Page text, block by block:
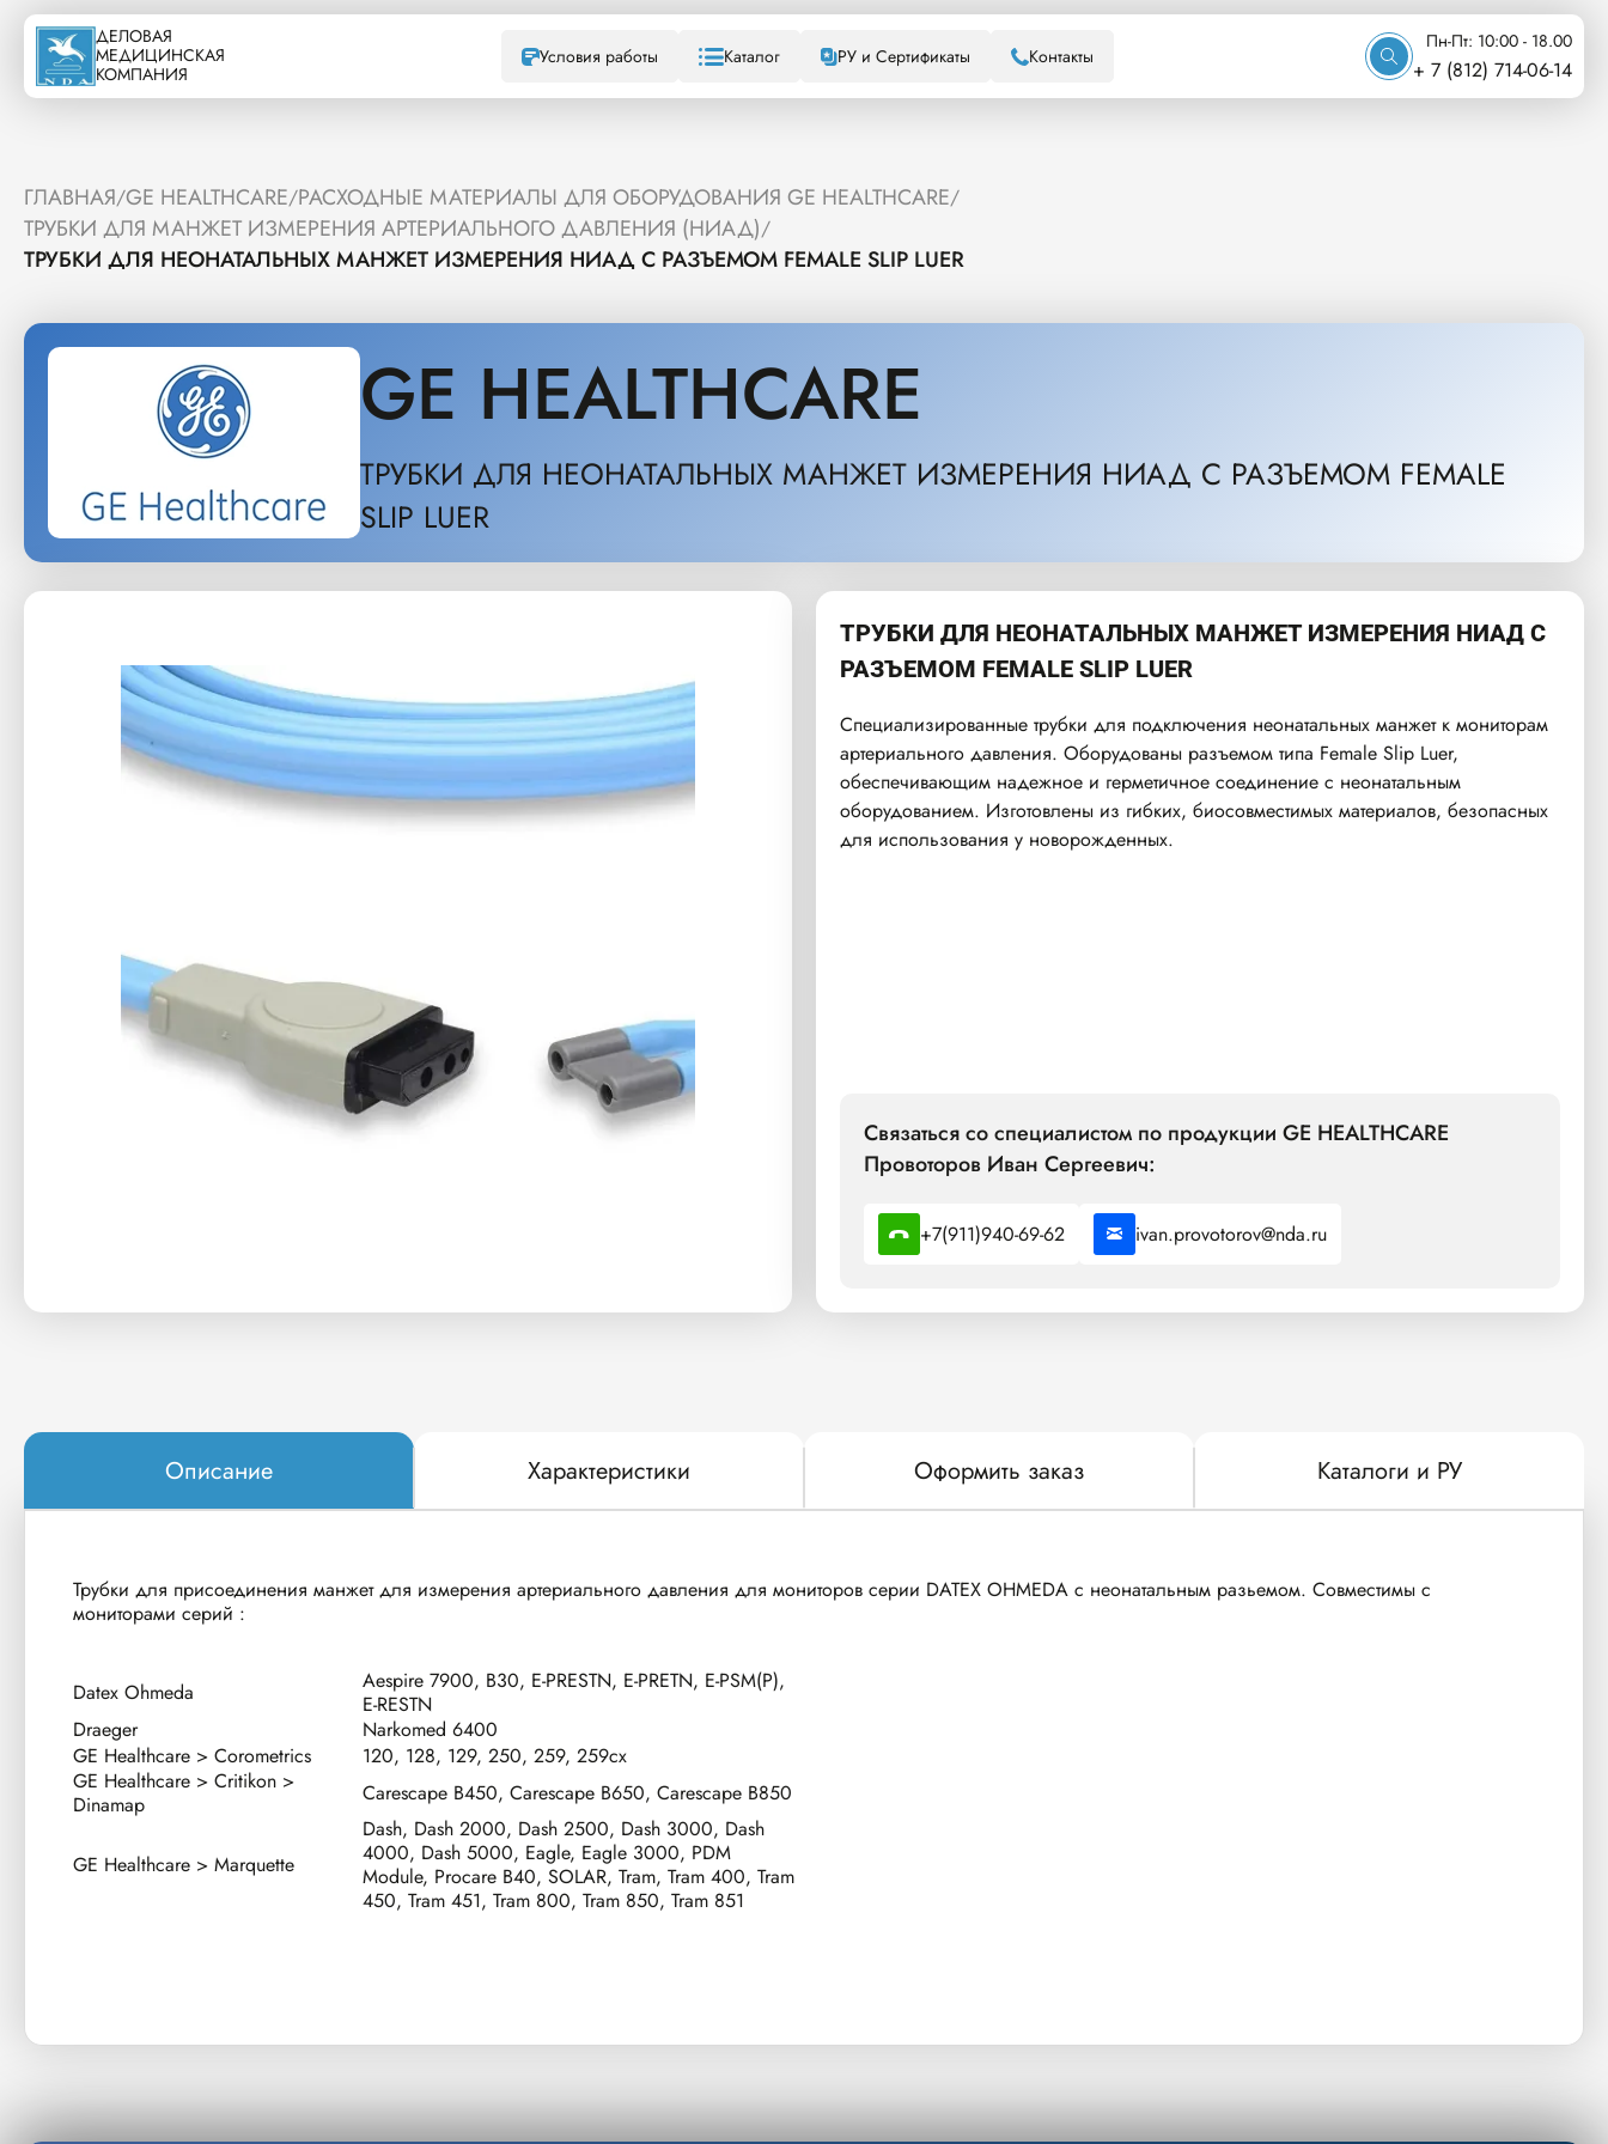
ДЕЛОВАЯ
МЕДИЦИНСКАЯ
КОМПАНИЯ
Условия работы Каталог РУ и Сертификаты Контакты
Пн-Пт: 10:00 - 18.00
+ 7 (812) 714-06-14
ГЛАВНАЯ/GE HEALTHCARE/РАСХОДНЫЕ МАТЕРИАЛЫ ДЛЯ ОБОРУДОВАНИЯ GE HEALTHCARE/
ТРУБКИ ДЛЯ МАНЖЕТ ИЗМЕРЕНИЯ АРТЕРИАЛЬНОГО ДАВЛЕНИЯ (НИАД)/
ТРУБКИ ДЛЯ НЕОНАТАЛЬНЫХ МАНЖЕТ ИЗМЕРЕНИЯ НИАД С РАЗЪЕМОМ FEMALE SLIP LUER
GE HEALTHCARE
ТРУБКИ ДЛЯ НЕОНАТАЛЬНЫХ МАНЖЕТ ИЗМЕРЕНИЯ НИАД С РАЗЪЕМОМ FEMALE
SLIP LUER
ТРУБКИ ДЛЯ НЕОНАТАЛЬНЫХ МАНЖЕТ ИЗМЕРЕНИЯ НИАД С
РАЗЪЕМОМ FEMALE SLIP LUER
Специализированные трубки для подключения неонатальных манжет к мониторам
артериального давления. Оборудованы разъемом типа Female Slip Luer,
обеспечивающим надежное и герметичное соединение с неонатальным
оборудованием. Изготовлены из гибких, биосовместимых материалов, безопасных
для использования у новорожденных.
Связаться со специалистом по продукции GE HEALTHCARE
Провоторов Иван Сергеевич:
+7(911)940-69-62 ivan.provotorov@nda.ru
Описание Характеристики Оформить заказ Каталоги и РУ
Трубки для присоединения манжет для измерения артериального давления для мониторов серии DATEX OHMEDA с неонатальным разьемом. Совместимы с
мониторами серий :
Datex Ohmeda
Aespire 7900, B30, E-PRESTN, E-PRETN, E-PSM(P),
E-RESTN
Draeger
Narkomed 6400
GE Healthcare > Corometrics
120, 128, 129, 250, 259, 259cx
GE Healthcare > Critikon >
Dinamap
Carescape B450, Carescape B650, Carescape B850
GE Healthcare > Marquette
Dash, Dash 2000, Dash 2500, Dash 3000, Dash
4000, Dash 5000, Eagle, Eagle 3000, PDM
Module, Procare B40, SOLAR, Tram, Tram 400, Tram
450, Tram 451, Tram 800, Tram 850, Tram 851